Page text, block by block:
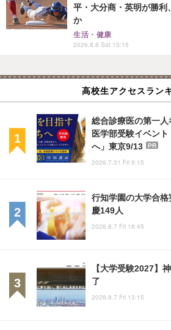
平・大分商・英明が勝
か
生活・健康
2026.8.8 Sat 15:15
高校生アクセスラン
総合診療医の第一
医学部受験イベン
へ」東京9/13
PR
2026.7.31 Fri 9:15
行知学園の大学合
慶149人
2026.8.7 Fri 18:45
【大学受験2027】
了
2026.8.7 Fri 13:15